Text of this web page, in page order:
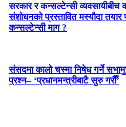
सरकार र कन्सल्टेन्सी व्यवसायीबीच
संशोधनको प्रस्तावित मस्यौदा
कन्सल्टेन्सी माग ?
संसदमा कालो चस्मा निषेध गर्ने
प्रश्न– ‘प्रधानमन्त्रीबाटै सुरु गरौँ’